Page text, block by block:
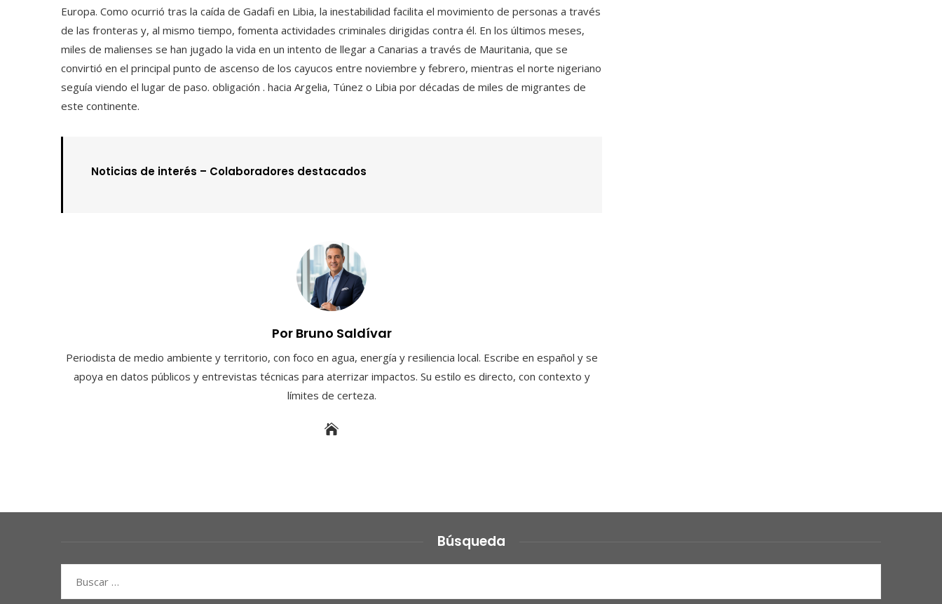
Europa. Como ocurrió tras la caída de Gadafi en Libia, la inestabilidad facilita el movimiento de personas a través
de las fronteras y, al mismo tiempo, fomenta actividades criminales dirigidas contra él. En los últimos meses,
miles de malienses se han jugado la vida en un intento de llegar a Canarias a través de Mauritania, que se
convirtió en el principal punto de ascenso de los cayucos entre noviembre y febrero, mientras el norte nigeriano
seguía viendo el lugar de paso. obligación . hacia Argelia, Túnez o Libia por décadas de miles de migrantes de
este continente.
Noticias de interés – Colaboradores destacados
Por Bruno Saldívar
Periodista de medio ambiente y territorio, con foco en agua, energía y resiliencia local. Escribe en español y se
apoya en datos públicos y entrevistas técnicas para aterrizar impactos. Su estilo es directo, con contexto y
límites de certeza.
Búsqueda